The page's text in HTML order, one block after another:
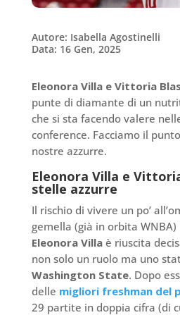
Autore: Isabella Agostinelli
Data: 16 Gen, 2025
Eleonora Villa e Vittoria
punte di diamante di un
che si sta facendo valere
conference. Facciamo il
nostre azzurre.
Eleonora Villa e
stelle azzurre
Il rischio di vivere un po’
gemella (già in orbita WNBA)
Eleonora Villaè riuscita
non solo un ruolo ma uno
Washington State. Dopo
delle migliori freshman del
29 partite in doppia cifra (di